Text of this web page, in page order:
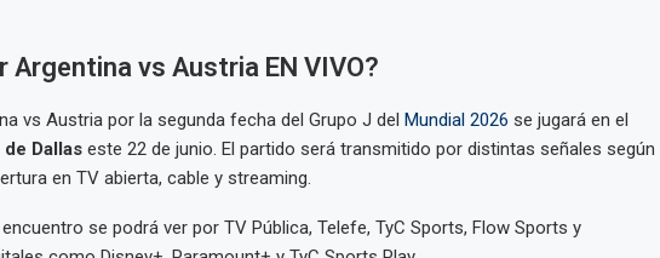
Argentina vs Austria EN VIVO?
vs Austria por la segunda fecha del Grupo J del Mundial 2026 se jugará en el
Dallaseste 22 de junio. El partido será transmitido por distintas señales según
en TV abierta, cable y streaming.
se podrá ver por TV Pública, Telefe, TyC Sports, Flow Sports y